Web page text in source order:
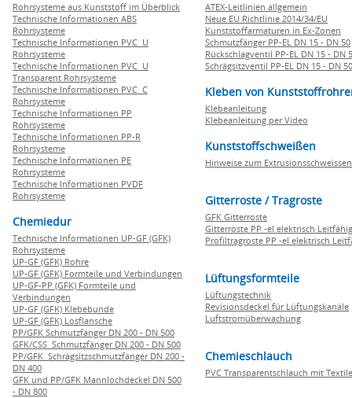
Rohrsysteme aus Kunststoff im Überblick
Technische Informationen ABS
Rohrsysteme
Technische Informationen PVC U
Rohrsysteme
Technische Informationen PVC U
Transparent Rohrsysteme
Technische Informationen PVC C
Rohrsysteme
Technische Informationen PP
Rohrsysteme
Technische Informationen PP-R
Rohrsysteme
Technische Informationen PE
Rohrsysteme
Technische Informationen PVDF
Rohrsysteme
Chemiedur
Technische Informationen UP-GF (GFK)
Rohrsysteme
UP-GF (GFK) Rohre
UP-GF (GFK) Formteile und Verbindungen
UP-GF-PP (GFK) Formteile und
Verbindungen
UP-GF (GFK) Klebebunde
UP-GF (GFK) Losflansche
PP/GFK Schmutzfänger DN 200 - DN 500
GFK/CSS Schmutzfänger DN 200 - DN 500
PP/GFK Schrägsitzschmutzfänger DN 200 -
DN 400
GFK und PP/GFK Mannlochdeckel DN 500
- DN 800
ATEX-Leitlinien allgemein
Neue EU Richtlinie 2014/34/EU
Kunststoffarmaturen in Ex-Zonen
Schmutzfänger PP-EL DN 15 - DN 50
Rückschlagventil PP-EL DN 15 - DN
Schrägsitzventil PP-EL DN 15 - DN 50
Kleben von
Klebeanleitung
Klebeanleitung per Video
Kunststoffschweißen
Hinweise zum Extrusionsschweissen
Gitterroste / Tragroste
GFK Gitterroste
Gitterroste PP -el elektrisch Leitfähig
Profiltragroste PP -el elektrisch
Lüftungsformteile
Lüftungstechnik
Revisionsdeckel für Lüftungskanäle
Luftstromüberwachung
Chemieschlauch
PVC Transparentschlauch mit